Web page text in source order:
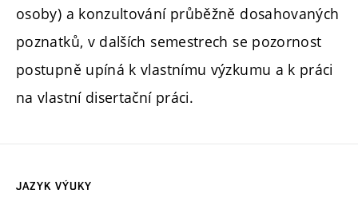
osoby) a konzultování průběžně dosahovaných
poznatků, v dalších semestrech se pozornost
postupně upíná k vlastnímu výzkumu a k práci
na vlastní disertační práci.
JAZYK VÝUKY